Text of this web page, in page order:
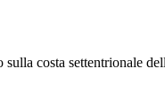
costa settentrionale